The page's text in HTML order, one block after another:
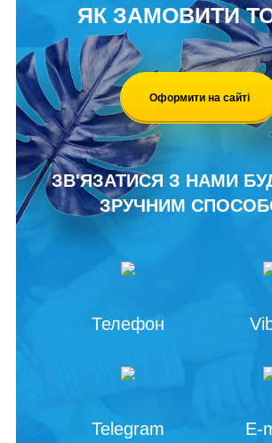
ЯК ЗАМОВИТИ
Оформити на сайті
ЗВ'ЯЗАТИСЯ З НАМИ
ЗРУЧНИМ
Телефон
Telegram E-